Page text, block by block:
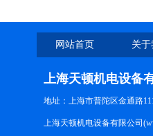
网站首页 关
上海天顿机电设备
地址：上海市普陀区金通路
上海天顿机电设备有限公司